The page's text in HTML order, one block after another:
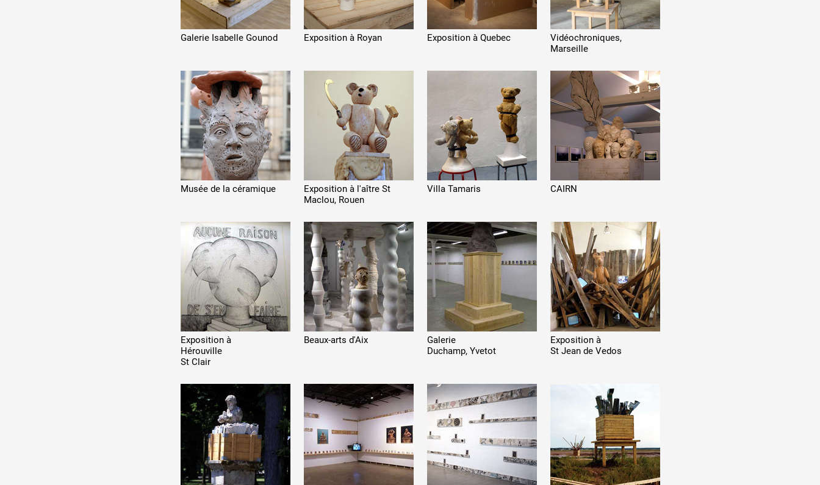
Galerie Isabelle Gounod Exposition à Royan Exposition à Quebec
Vidéochroniques,
Marseille
Musée de la céramique
Exposition à l'aître St
Maclou, Rouen
Villa Tamaris CAIRN
Exposition à
Hérouville
St Clair
Beaux-arts d'Aix
Galerie
Duchamp, Yvetot
Exposition à
St Jean de Vedos